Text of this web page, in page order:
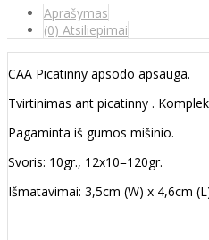
Aprašymas
(0) Atsiliepimai
CAA Picatinny apsodo apsauga.
Tvirtinimas ant picatinny .
Pagaminta iš gumos mišinio.
Svoris: 10gr., 12x10=120gr.
Išmatavimai: 3,5cm (W) x 4,6cm